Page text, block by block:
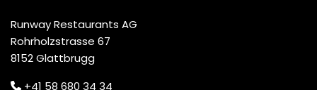
Runway Restaurants AG
Rohrholzstrasse 67
8152 Glattbrugg
+41 58 680 34 34